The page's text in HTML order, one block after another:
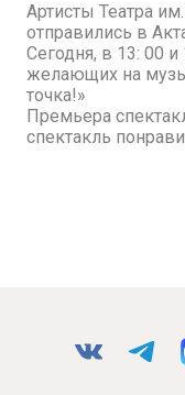
Артисты Театра
отправились в
Сегодня, в 13: 00
желающих на
точка!»
Премьера
спектакль